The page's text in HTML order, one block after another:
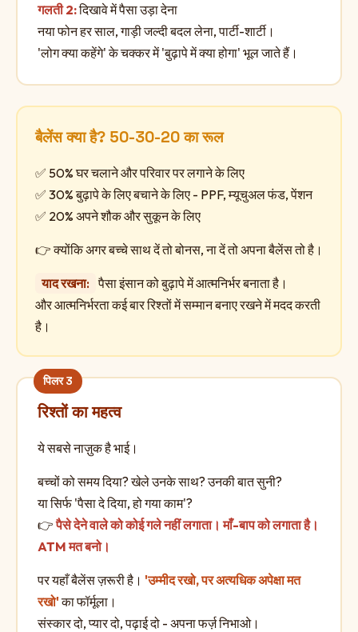
गलती 2:दिखावे में पैसा उड़ा देना
नया फोन हर साल, गाड़ी जल्दी बदल लेना, पार्टी-शार्टी।
'लोग क्या कहेंगे' के चक्कर में 'बुढ़ापे में क्या होगा' भूल जाते हैं।
बैलेंस क्या है? 50-30-20 का रूल
✅ 50% घर चलाने और परिवार पर लगाने के लिए
✅ 30% बुढ़ापे के लिए बचाने के लिए - PPF, म्यूचुअल फंड, पेंशन
✅ 20% अपने शौक और सुकून के लिए
👉 क्योंकि अगर बच्चे साथ दें तो बोनस, ना दें तो अपना बैलेंस तो है।
याद रखना: पैसा इंसान को बुढ़ापे में आत्मनिर्भर बनाता है।
और आत्मनिर्भरता कई बार रिश्तों में सम्मान बनाए रखने में मदद करती
है।
रिश्तों का महत्व
ये सबसे नाज़ुक है भाई।
बच्चों को समय दिया? खेले उनके साथ? उनकी बात सुनी?
या सिर्फ 'पैसा दे दिया, हो गया काम'?
👉पैसे देने वाले को कोई गले नहीं लगाता। माँ-बाप को लगाता है।
ATM मत बनो।
पर यहाँ बैलेंस ज़रूरी है। 'उम्मीद रखो, पर अत्यधिक अपेक्षा मत
रखो'का फॉर्मूला।
संस्कार दो, प्यार दो, पढ़ाई दो - अपना फर्ज़ निभाओ।